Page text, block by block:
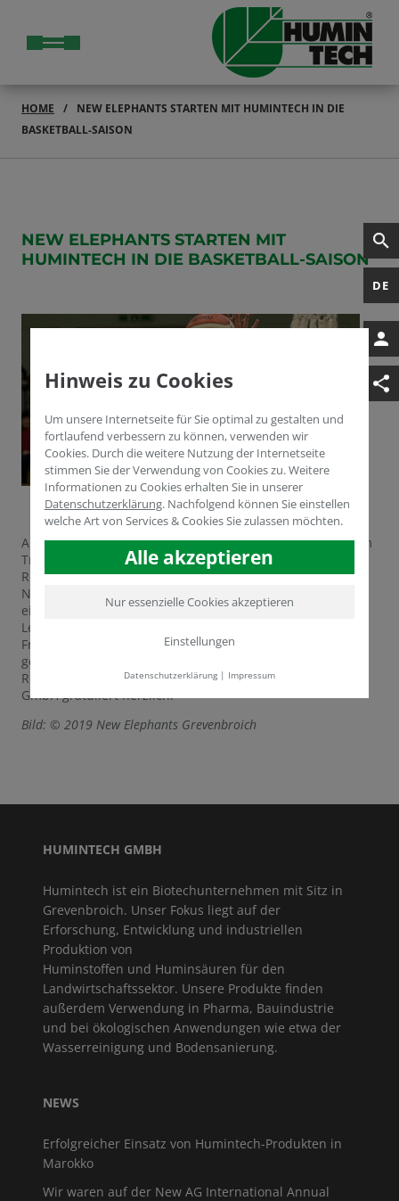
DE
HOME
NEW ELEPHANTS STARTEN MIT HUMINTECH IN DIE
BASKETBALL-SAISON
NEW ELEPHANTS STARTEN MIT
HUMINTECH IN DIE BASKETBALL-SAISON
Auch in dieser Saison ist HUMINTECH als Sponsor auf dem
Trikot der New Elephants Grevenbroich vertreten.
Regionalen Sport zu fördern gehört zum
Nachhaltigkeitsverständnis der Firma – Sportvereine sind
ein wichtiger gesellschaftlicher Kit und steigern die
Lebensqualität der Menschen aus der Region. Zur großen
Freude der Elephants-Fans in- und außerhalb der Firma
gewannen die New Elephants das Auftaktspiel der neuen
Regionalligasaison mit 77:70 Punkten. Die HUMINTECH
GmbH gratuliert herzlich!
Bild: © 2019 New Elephants Grevenbroich
HUMINTECH GMBH
Humintech ist ein Biotechunternehmen mit Sitz in
Grevenbroich. Unser Fokus liegt auf der
Erforschung, Entwicklung und industriellen
Produktion von
Huminstoffen und Huminsäuren für den
Landwirtschaftssektor. Unsere Produkte finden
außerdem Verwendung in Pharma, Bauindustrie
und bei ökologischen Anwendungen wie etwa der
Wasserreinigung und Bodensanierung.
NEWS
Erfolgreicher Einsatz von Humintech-Produkten in
Marokko
Wir waren auf der New AG International Annual
Hinweis zu Cookies
Um unsere Internetseite für Sie optimal zu gestalten und
fortlaufend verbessern zu können, verwenden wir
Cookies. Durch die weitere Nutzung der Internetseite
stimmen Sie der Verwendung von Cookies zu. Weitere
Informationen zu Cookies erhalten Sie in unserer
Datenschutzerklärung. Nachfolgend können Sie einstellen
welche Art von Services & Cookies Sie zulassen möchten.
Alle akzeptieren
Nur essenzielle Cookies akzeptieren
Einstellungen
Datenschutzerklärung| Impressum